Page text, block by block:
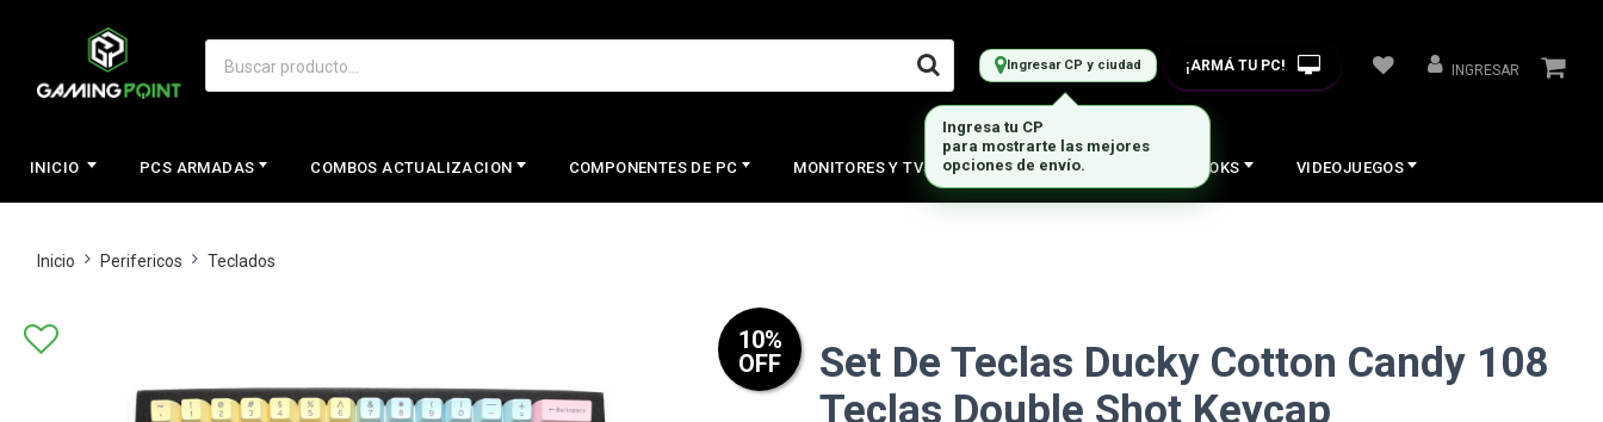
Ingresar CP y ciudad ¡ARMÁ TU PC! INGRESAR
INICIO PCS ARMADAS COMBOS ACTUALIZACION COMPONENTES DE PC MONITORES Y TVS PERIFERICOS NOTEBOOKS VIDEOJUEGOS
Inicio Perifericos Teclados
Set De Teclas Ducky Cotton Candy 108
Teclas Double Shot Keycap
10%
OFF
Ingresa tu CP
para mostrarte las mejores
opciones de envío.